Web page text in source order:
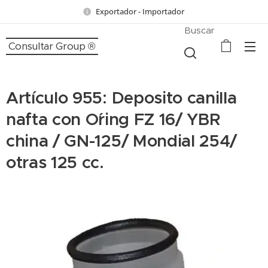
Exportador - Importador
Consultar Group ®
Buscar
Artículo 955: Deposito canilla
nafta con O´ring FZ 16/ YBR
china / GN-125/ Mondial 254/
otras 125 cc.